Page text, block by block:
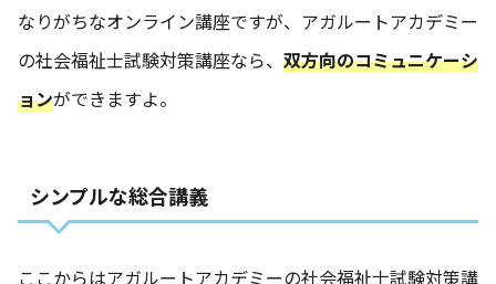
なりがちなオンライン講座ですが、アガルートアカデミー
の社会福祉士試験対策講座なら、 双方向のコミュニケーシ
ョンができますよ。
シンプルな総合講義
ここからはアガルートアカデミーの社会福祉士試験対策講